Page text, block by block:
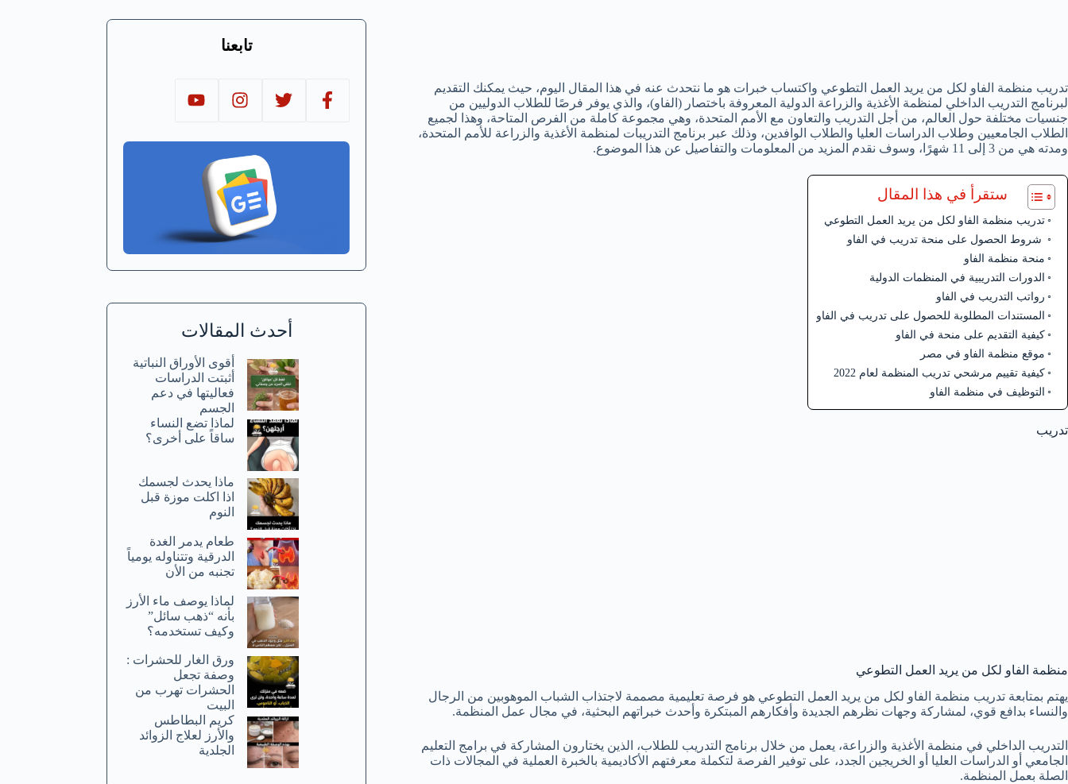
تدريب منظمة الفاو لكل من يريد العمل التطوعي واكتساب خبرات هو ما نتحدث عنه في هذا المقال اليوم، حيث يمكنك التقديم
لبرنامج التدريب الداخلي لمنظمة الأغذية والزراعة الدولية المعروفة باختصار (الفاو)، والذي يوفر فرصًا للطلاب الدوليين من
جنسيات مختلفة حول العالم، من أجل التدريب والتعاون مع الأمم المتحدة، وهي مجموعة كاملة من الفرص المتاحة، وهذا لجميع
الطلاب الجامعيين وطلاب الدراسات العليا والطلاب الوافدين، وذلك عبر برنامج التدريبات لمنظمة الأغذية والزراعة للأمم المتحدة،
ومدته هي من 3 إلى 11 شهرًا، وسوف نقدم المزيد من المعلومات والتفاصيل عن هذا الموضوع.
ستقرأ في هذا المقال
تدريب منظمة الفاو لكل من يريد العمل التطوعي
شروط الحصول على منحة تدريب في الفاو
منحة منظمة الفاو
الدورات التدريبية في المنظمات الدولية
رواتب التدريب في الفاو
المستندات المطلوبة للحصول على تدريب في الفاو
كيفية التقديم على منحة في الفاو
موقع منظمة الفاو في مصر
كيفية تقييم مرشحي تدريب المنظمة لعام 2022
التوظيف في منظمة الفاو
تدريب
منظمة الفاو لكل من يريد العمل التطوعي
يهتم بمتابعة تدريب منظمة الفاو لكل من يريد العمل التطوعي هو فرصة تعليمية مصممة لاجتذاب الشباب الموهوبين من الرجال
والنساء بدافع قوي، لمشاركة وجهات نظرهم الجديدة وأفكارهم المبتكرة وأحدث خبراتهم البحثية، في مجال عمل المنظمة.
التدريب الداخلي في منظمة الأغذية والزراعة، يعمل من خلال برنامج التدريب للطلاب، الذين يختارون المشاركة في برامج التعليم
الجامعي أو الدراسات العليا أو الخريجين الجدد، على توفير الفرصة لتكملة معرفتهم الأكاديمية بالخبرة العملية في المجالات ذات
الصلة بعمل المنظمة.
تابعنا
أحدث المقالات
أقوى الأوراق النباتية
أثبتت الدراسات
فعاليتها في دعم
الجسم
لماذا تضع النساء
ساقاً على أخرى؟
ماذا يحدث لجسمك
اذا اكلت موزة قبل
النوم
طعام يدمر الغدة
الدرقية وتتناوله يومياً
تجنبه من الأن
لماذا يوصف ماء الأرز
بأنه “ذهب سائل”
وكيف تستخدمه؟
ورق الغار للحشرات :
وصفة تجعل
الحشرات تهرب من
البيت
كريم البطاطس
والأرز لعلاج الزوائد
الجلدية